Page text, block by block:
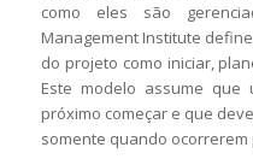
como eles são
Management Institute
do projeto como iniciar,
Este modelo assume
próximo começar e que
somente quando ocorrerem